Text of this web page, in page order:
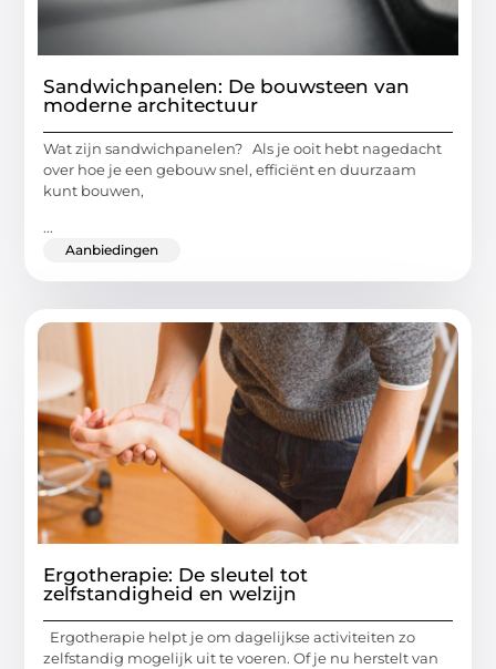
Sandwichpanelen: De bouwsteen van
moderne architectuur
Wat zijn sandwichpanelen? Als je ooit hebt nagedacht
over hoe je een gebouw snel, efficiënt en duurzaam
kunt bouwen,
...
Aanbiedingen
Ergotherapie: De sleutel tot
zelfstandigheid en welzijn
Ergotherapie helpt je om dagelijkse activiteiten zo
zelfstandig mogelijk uit te voeren. Of je nu herstelt van